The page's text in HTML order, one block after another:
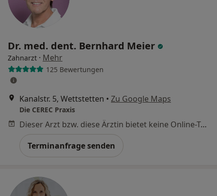
Dr. med. dent. Bernhard Meier
Zahnarzt · Mehr
125 Bewertungen
Kanalstr. 5, Wettstetten • Zu Google Maps
Die CEREC Praxis
Dieser Arzt bzw. diese Ärztin bietet keine Online-Terminbuchung an diesem Standort an.
Terminanfrage senden